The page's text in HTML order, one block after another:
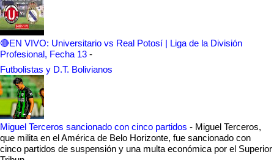
🔴EN VIVO: Universitario vs Real Potosí | Liga de la División
Profesional, Fecha 13 -
Futbolistas y D.T. Bolivianos
Miguel Terceros sancionado con cinco partidos - Miguel Terceros,
que milita en el América de Belo Horizonte, fue sancionado con
cinco partidos de suspensión y una multa económica por el Superior